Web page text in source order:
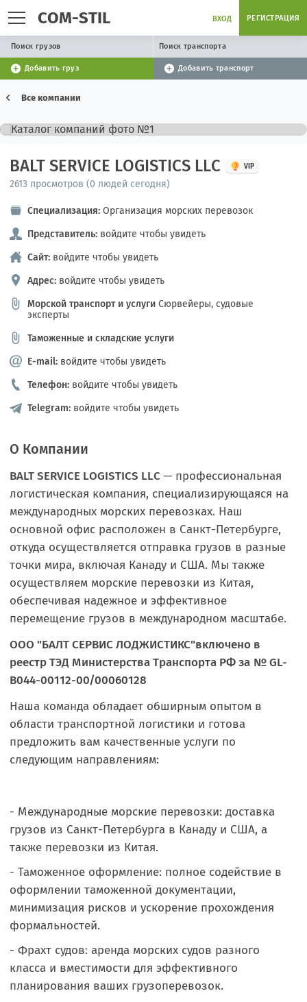
COM-STIL ВХОД РЕГИСТРАЦИЯ
Поиск грузов Поиск транспорта
Добавить груз Добавить транспорт
Все компании
BALT SERVICE LOGISTICS LLC VIP
2613 просмотров (0 людей сегодня)
Специализация: Организация морских перевозок
Представитель: войдите чтобы увидеть
Сайт: войдите чтобы увидеть
Адрес: войдите чтобы увидеть
Морской транспорт и услуги Сюрвейеры, судовые
эксперты
Таможенные и складские услуги
E-mail: войдите чтобы увидеть
Телефон: войдите чтобы увидеть
Telegram: войдите чтобы увидеть
О Компании
BALT SERVICE LOGISTICS LLC— профессиональная
логистическая компания, специализирующаяся на
международных морских перевозках. Наш
основной офис расположен в Санкт-Петербурге,
откуда осуществляется отправка грузов в разные
точки мира, включая Канаду и США. Мы также
осуществляем морские перевозки из Китая,
обеспечивая надежное и эффективное
перемещение грузов в международном масштабе.
ООО "БАЛТ СЕРВИС ЛОДЖИСТИКС"включено в
реестр ТЭД Министерства Транспорта РФ за № GL-
B044-00112-00/00060128
Наша команда обладает обширным опытом в
области транспортной логистики и готова
предложить вам качественные услуги по
следующим направлениям:
- Международные морские перевозки: доставка
грузов из Санкт-Петербурга в Канаду и США, а
также перевозки из Китая.
- Таможенное оформление: полное содействие в
оформлении таможенной документации,
минимизация рисков и ускорение прохождения
формальностей.
- Фрахт судов: аренда морских судов разного
класса и вместимости для эффективного
планирования ваших грузоперевозок.